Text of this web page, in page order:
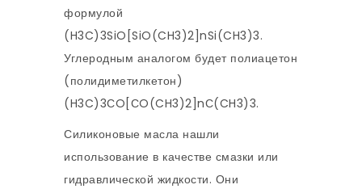
формулой
(H3C)3SiO[SiO(CH3)2]nSi(CH3)3.
Углеродным аналогом будет полиацетон
(полидиметилкетон)
(H3C)3СO[СO(CH3)2]nС(CH3)3.
Силиконовые масла нашли
использование в качестве смазки или
гидравлической жидкости. Они